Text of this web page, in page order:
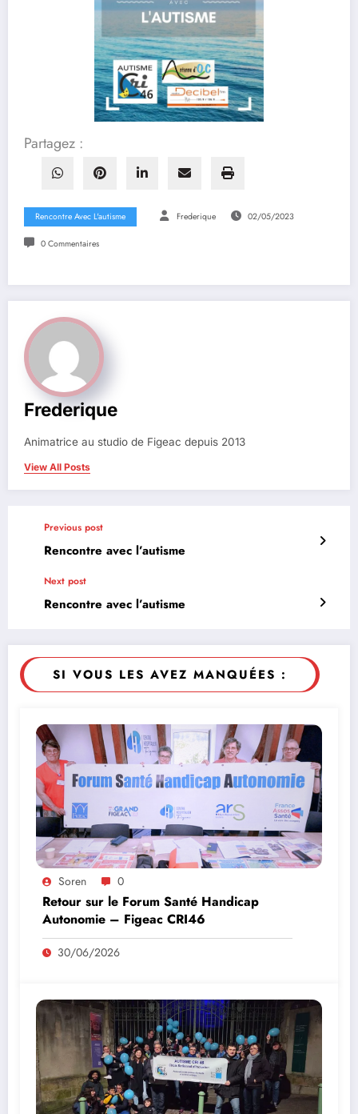
Partagez :
Rencontre Avec L'autisme Frederique 02/05/2023
0 Commentaires
Frederique
Animatrice au studio de Figeac depuis 2013
View All Posts
Previous post
Rencontre avec l’autisme
Next post
Rencontre avec l’autisme
SI VOUS LES AVEZ MANQUÉES :
Soren 0
Retour sur le Forum Santé Handicap
Autonomie – Figeac CRI46
30/06/2026